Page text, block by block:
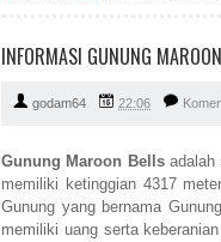
INFORMASI GUNUNG
godam64 22:06
Gunung Maroon Bellsadalah
memiliki ketinggian 4317
Gunung yang bernama
memiliki uang serta